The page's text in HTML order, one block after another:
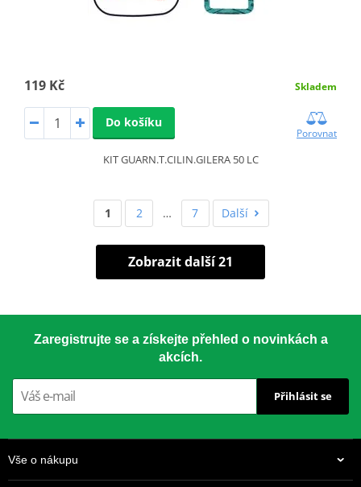
119 Kč Skladem
Do košíku
Porovnat
KIT GUARN.T.CILIN.GILERA 50 LC
1 2 … 7 Další
Zobrazit další 21
Zaregistrujte se a získejte přehled o novinkách a
akcích.
Přihlásit se
Vše o nákupu